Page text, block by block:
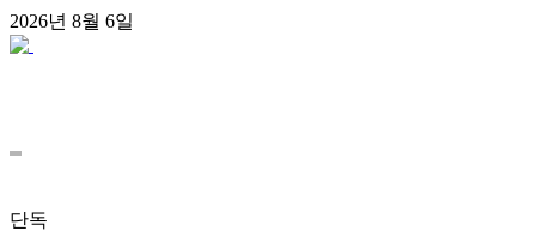
콘
텐
2026년 8월 6일
단독